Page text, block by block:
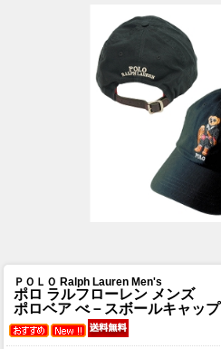
ＰＯＬＯ Ralph Lauren Men's
ポロ ラルフローレン メンズ
ポロベア べ－スボールキャップ